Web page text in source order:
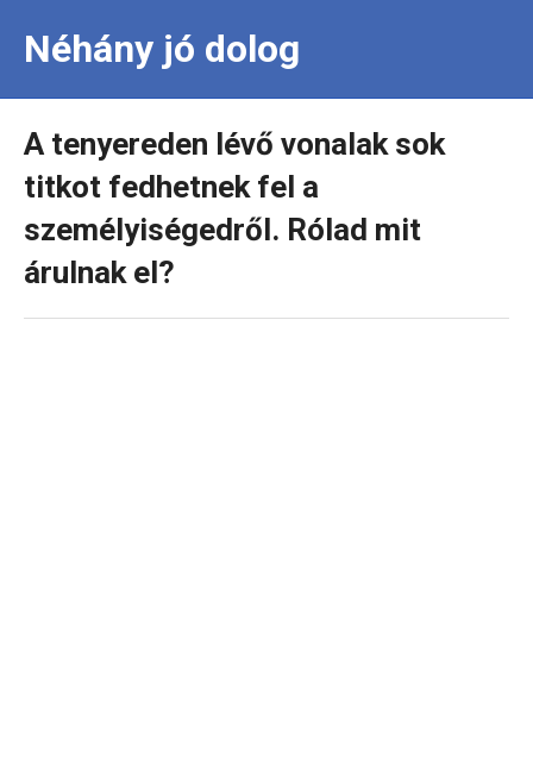
Néhány jó dolog
A tenyereden lévő vonalak sok
titkot fedhetnek fel a
személyiségedről. Rólad mit
árulnak el?